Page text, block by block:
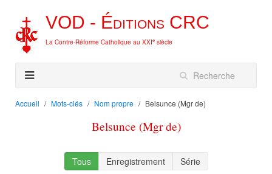
VOD - Éditions CRC
La Contre-Réforme Catholique au XXIe siècle
Accueil Mots-clés Nom propre Belsunce (Mgr de)
Belsunce (Mgr de)
Tous Enregistrement
Série